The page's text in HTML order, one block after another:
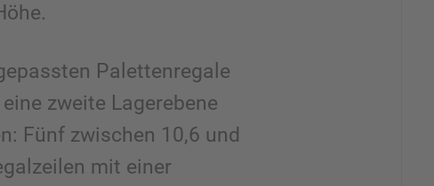
Palettenregale
zweite Lagerebene
Fünf zwischen 10,6 und
mit einer